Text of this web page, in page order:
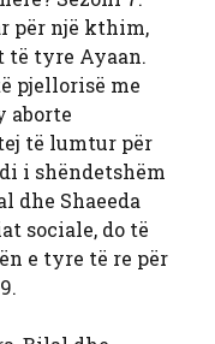
për një kthim,
të tyre Ayaan.
pjellorisë me
aborte
të lumtur për
i shëndetshëm
dhe Shaeeda
sociale, do të
e tyre të re për